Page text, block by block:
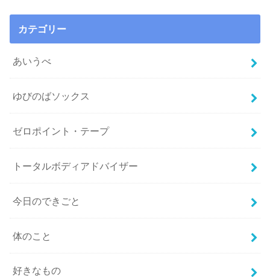
カテゴリー
あいうべ
ゆびのばソックス
ゼロポイント・テープ
トータルボディアドバイザー
今日のできごと
体のこと
好きなもの